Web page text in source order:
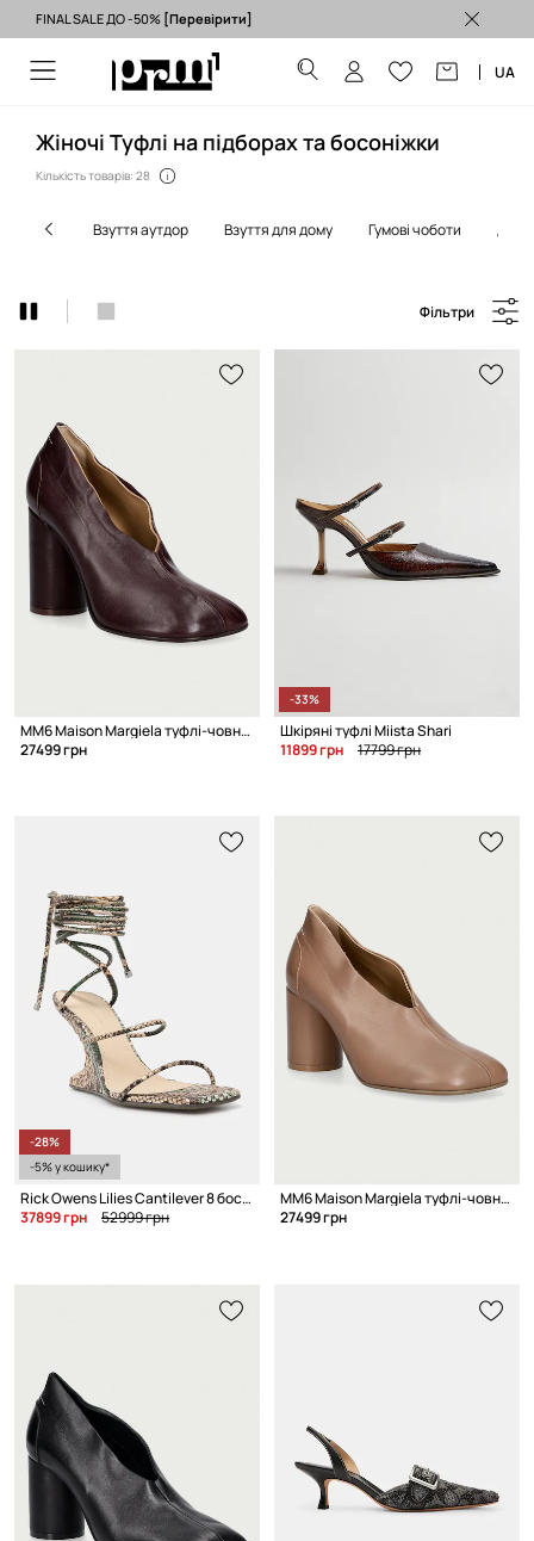
Безкоштовна доставка з ЄС (від 3500 грн) >
FINAL SALE ДО -50% [Перевірити]
UA
Жіночі Туфлі на підборах та босоніжки
Кількість товарів: 28
взуття аутдор взуття для дому гумові чоботи
Фільтри
MM6 Maison Margiela туфлі-човники на каблуку жіночі шкіряні
27499 грн
-33%
Шкіряні туфлі Miista Shari
11899 грн
17799 грн
-28%
-5% у кошику*
Rick Owens Lilies Cantilever 8 босоніжки на танкетці жіночі шкіряні
37899 грн
52999 грн
MM6 Maison Margiela туфлі-човники на каблуку жіночі шкіряні
27499 грн